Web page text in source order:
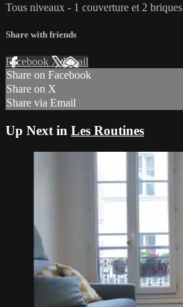
Tous niveaux - 1 couverture et 2 briques
Share with friends
Facebook XEmail
Share on Facebook
Share on X
Share via Email
Up Next in Les Routines